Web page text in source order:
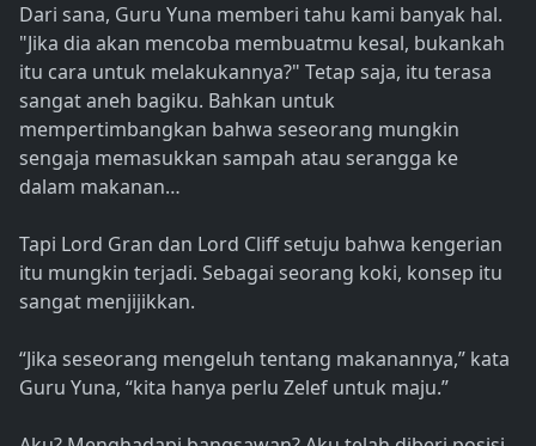
Dari sana, Guru Yuna memberi tahu kami banyak hal.
"Jika dia akan mencoba membuatmu kesal, bukankah
itu cara untuk melakukannya?" Tetap saja, itu terasa
sangat aneh bagiku. Bahkan untuk
mempertimbangkan bahwa seseorang mungkin
sengaja memasukkan sampah atau serangga ke
dalam makanan…
Tapi Lord Gran dan Lord Cliff setuju bahwa kengerian
itu mungkin terjadi. Sebagai seorang koki, konsep itu
sangat menjijikkan.
“Jika seseorang mengeluh tentang makanannya,” kata
Guru Yuna, “kita hanya perlu Zelef untuk maju.”